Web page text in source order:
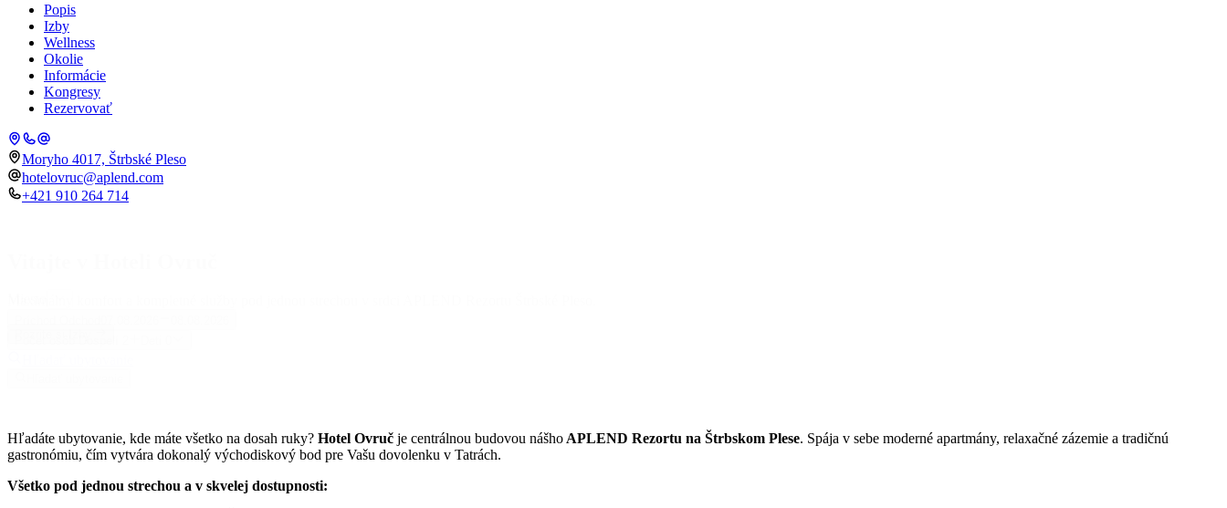
Popis
Izby
Wellness
Okolie
Informácie
Kongresy
Rezervovať
Moryho 4017, Štrbské Pleso
hotelovruc@aplend.com
+421 910 264 714
Hľadáte ubytovanie, kde máte všetko na dosah ruky? Hotel Ovruč je centrálnou budovou nášho APLEND Rezortu na Štrbskom Plese. Spája v sebe moderné apartmány, relaxačné zázemie a tradičnú
gastronómiu, čím vytvára dokonalý východiskový bod pre Vašu dovolenku v Tatrách.
Všetko pod jednou strechou a v skvelej dostupnosti: